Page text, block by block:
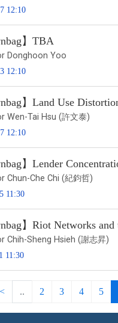
12:10
】TBA
Donghoon Yoo
12:10
】Land Use
Wen-Tai Hsu (許文泰)
12:10
】Lender
Chun-Che Chi (紀鈞哲)
11:30
】Riot Networks
Chih-Sheng Hsieh (謝志昇)
11:30
< .. 2 3 4 5